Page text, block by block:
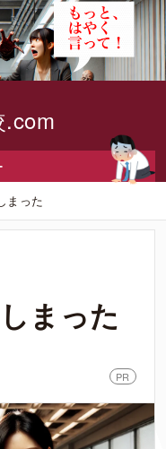
まった
まった
PR